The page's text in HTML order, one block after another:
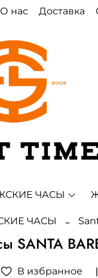
О нас Доставка
ЧАСЫ
ЧАСЫ
SANTA
В избранное